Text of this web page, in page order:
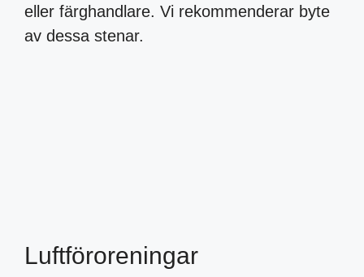
eller färghandlare. Vi rekommenderar byte
av dessa stenar.
Luftföroreningar